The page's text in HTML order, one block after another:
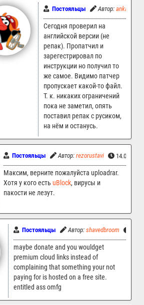
Постояльцы Автор: ankart
Сегодня проверил на
английской версии (не
репак). Пропатчил и
зарегестрировал по
инструкции но получил то
же самое. Видимо патчер
пропускает какой-то файл.
Т. к. никаких ограничений
пока не заметил, опять
поставил репак с русиком,
на нём и останусь.
Постояльцы Автор: rezorustavi
Максим, верните пожалуйста uploadrar.
Хотя у кого есть uBlock, вирусы и
пакости не лезут.
Постояльцы Автор: shavedbroom
maybe donate and you wouldget
premium cloud links instead of
complaining that something your not
paying for is hosted on a free site.
entitled ass omfg